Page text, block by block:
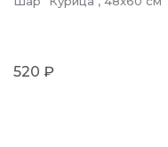
520 ₽